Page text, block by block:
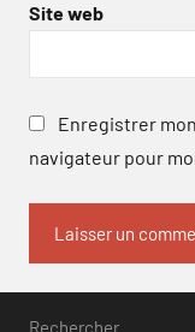
Site web
Enregistrer
navigateur pour
Rechercher